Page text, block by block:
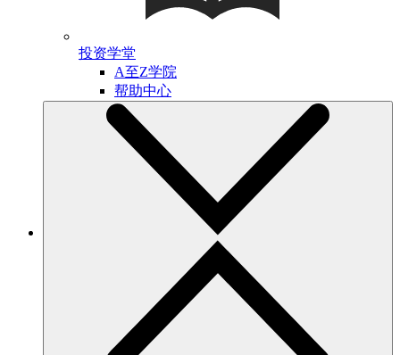
投资学堂
A至Z学院
帮助中心